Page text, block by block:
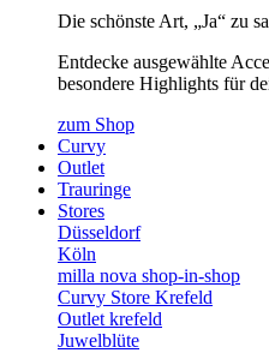
Die schönste Art, „Ja“ zu
Entdecke ausgewählte
besondere Highlights für
zum Shop
Curvy
Outlet
Trauringe
Stores
Düsseldorf
Köln
milla nova shop-in-shop
Curvy Store Krefeld
Outlet krefeld
Juwelblüte